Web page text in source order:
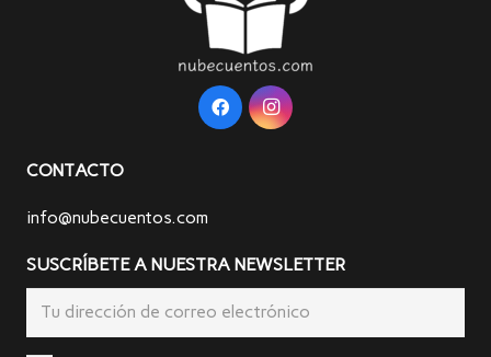
CONTACTO
info@nubecuentos.com
SUSCRÍBETE A NUESTRA NEWSLETTER